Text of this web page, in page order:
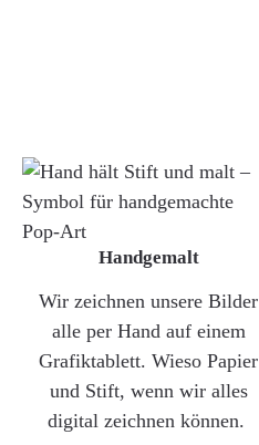
Handgemalt
Wir zeichnen unsere Bilder
alle per Hand auf einem
Grafiktablett. Wieso Papier
und Stift, wenn wir alles
digital zeichnen können.